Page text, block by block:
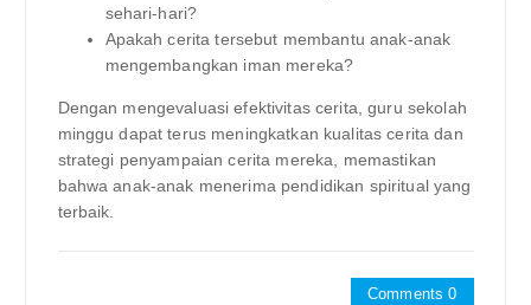
sehari-hari?
Apakah cerita tersebut membantu anak-anak
mengembangkan iman mereka?
Dengan mengevaluasi efektivitas cerita, guru sekolah
minggu dapat terus meningkatkan kualitas cerita dan
strategi penyampaian cerita mereka, memastikan
bahwa anak-anak menerima pendidikan spiritual yang
terbaik.
Comments 0